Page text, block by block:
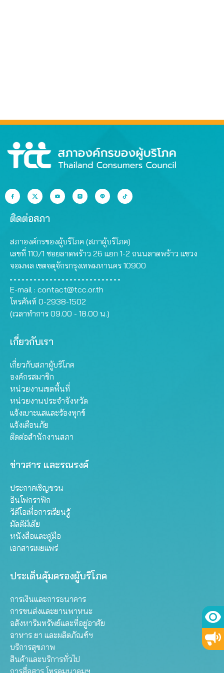
ติดต่อสภา
สภาองค์กรของผู้บริโภค (สภาผู้บริโภค)
เลขที่ 110/1 ซอยลาดพร้าว 26 แยก 1-2 ถนนลาดพร้าว แขวง
จอมพล เขตจตุจักรกรุงเทพมหานคร 10900
E-mail : contact@tcc.or.th
โทรศัพท์ 0-2938-1502
(เวลาทำการ 09.00 - 18.00 น.)
เกี่ยวกับเรา
เกี่ยวกับสภาผู้บริโภค
องค์กรสมาชิก
หน่วยงานเขตพื้นที่
หน่วยงานประจำจังหวัด
แจ้งเบาะแสและร้องทุกข์
แจ้งเตือนภัย
ติดต่อสำนักงานสภา
ข่าวสาร และรณรงค์
ประกาศเชิญชวน
อินโฟกราฟิก
วิดีโอเพื่อการเรียนรู้
มัลติมีเดีย
หนังสือและคู่มือ
เอกสารเผยแพร่
ประเด็นคุ้มครองผู้บริโภค
การเงินและการธนาคาร
การขนส่งและยานพาหนะ
อสังหาริมทรัพย์และที่อยู่อาศัย
อาหาร ยา และผลิตภัณฑ์ฯ
บริการสุขภาพ
สินค้าและบริการทั่วไป